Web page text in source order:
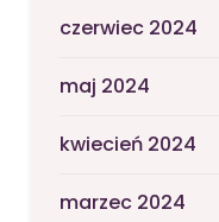
czerwiec 2024
maj 2024
kwiecień 2024
marzec 2024